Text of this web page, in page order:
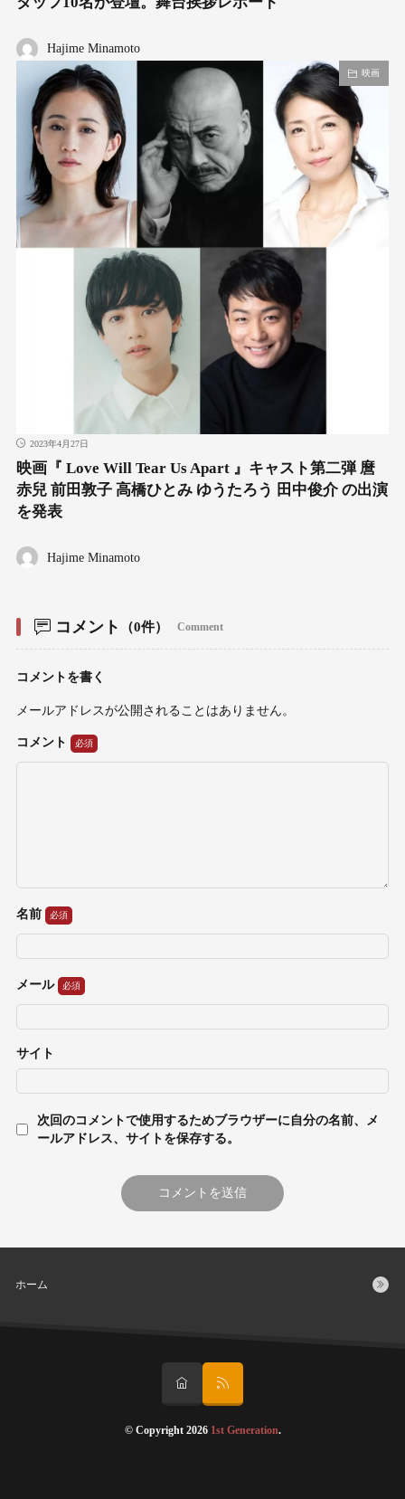
Hajime Minamoto
映画
2023年4月27日
映画『 Love Will Tear Us Apart 』キャスト第二弾 麿
赤兒 前田敦子 高橋ひとみ ゆうたろう 田中俊介 の出演
を発表
Hajime Minamoto
コメント （0件） Comment
コメントを書く
メールアドレスが公開されることはありません。
コメント
名前
メール
サイト
次回のコメントで使用するためブラウザーに自分の名前、メ
ールアドレス、サイトを保存する。
ホーム
© Copyright 2026 1st Generation.